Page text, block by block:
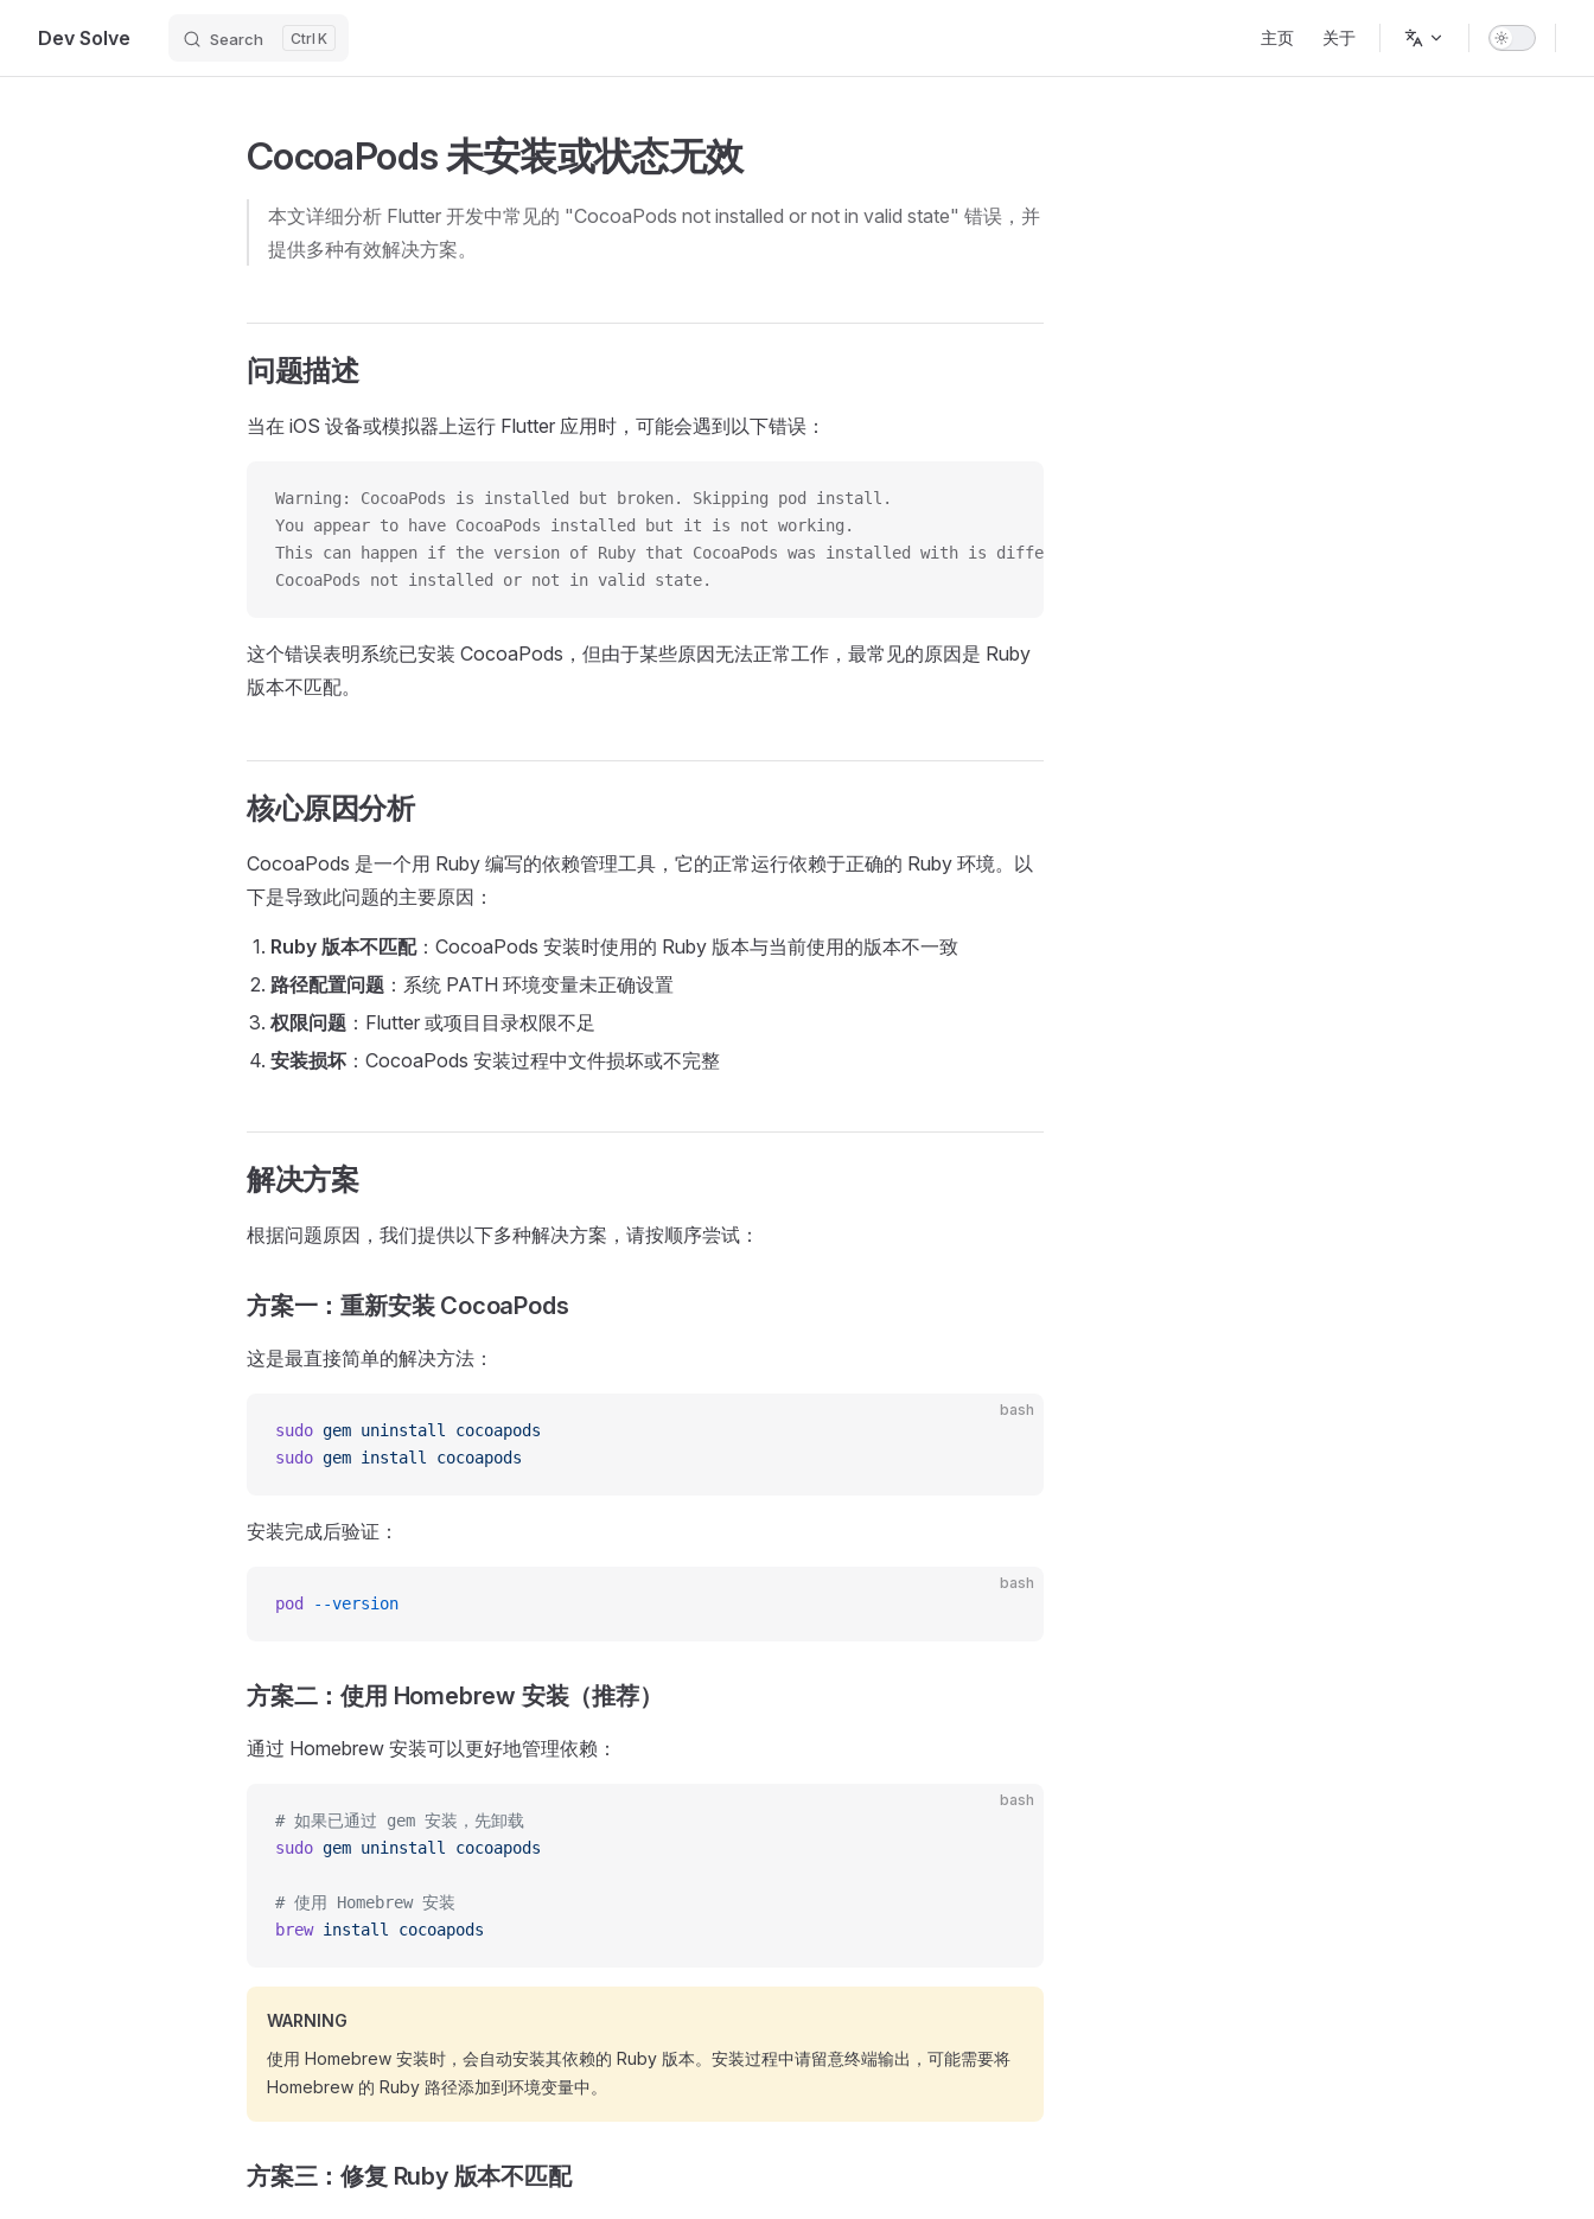
Skip to content
Dev Solve Search K 主页 关于
CocoaPods 未安装或状态无效
本文详细分析 Flutter 开发中常见的 "CocoaPods not installed or not in valid state" 错误，并
提供多种有效解决方案。
问题描述
当在 iOS 设备或模拟器上运行 Flutter 应用时，可能会遇到以下错误：
Warning: CocoaPods is installed but broken. Skipping pod install.
You appear to have CocoaPods installed but it is not working.
This can happen if the version of Ruby that CocoaPods was installed with is different from the one being used to invoke it.
CocoaPods not installed or not in valid state.
这个错误表明系统已安装 CocoaPods，但由于某些原因无法正常工作，最常见的原因是 Ruby
版本不匹配。
核心原因分析
CocoaPods 是一个用 Ruby 编写的依赖管理工具，它的正常运行依赖于正确的 Ruby 环境。以
下是导致此问题的主要原因：
Ruby 版本不匹配：CocoaPods 安装时使用的 Ruby 版本与当前使用的版本不一致
路径配置问题 ：系统 PATH 环境变量未正确设置
权限问题 ：Flutter 或项目目录权限不足
安装损坏 ：CocoaPods 安装过程中文件损坏或不完整
解决方案
根据问题原因，我们提供以下多种解决方案，请按顺序尝试：
方案一：重新安装 CocoaPods
这是最直接简单的解决方法：
bash
sudo gem uninstall
cocoapods
sudo gem install cocoapods
安装完成后验证：
bash
pod --version
方案二：使用 Homebrew 安装（推荐）
通过 Homebrew 安装可以更好地管理依赖：
bash
# 如果已通过 gem 安装，先卸载
sudo gem uninstall cocoapods
# 使用 Homebrew 安装
brew install cocoapods
WARNING
使用 Homebrew 安装时，会自动安装其依赖的 Ruby 版本。安装过程中请留意终端输出，可能需要将
Homebrew 的 Ruby 路径添加到环境变量中。
方案三：修复 Ruby 版本不匹配